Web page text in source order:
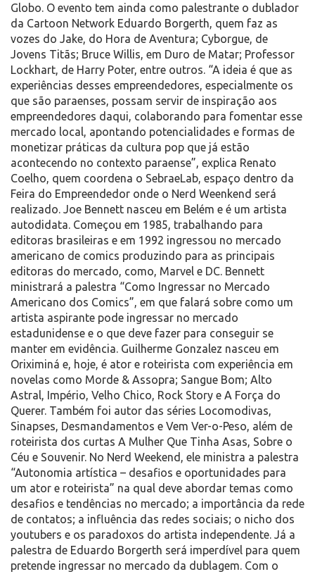
Globo. O evento tem ainda como palestrante o dublador
da Cartoon Network Eduardo Borgerth, quem faz as
vozes do Jake, do Hora de Aventura; Cyborgue, de
Jovens Titãs; Bruce Willis, em Duro de Matar; Professor
Lockhart, de Harry Poter, entre outros. “A ideia é que as
experiências desses empreendedores, especialmente os
que são paraenses, possam servir de inspiração aos
empreendedores daqui, colaborando para fomentar esse
mercado local, apontando potencialidades e formas de
monetizar práticas da cultura pop que já estão
acontecendo no contexto paraense”, explica Renato
Coelho, quem coordena o SebraeLab, espaço dentro da
Feira do Empreendedor onde o Nerd Weenkend será
realizado. Joe Bennett nasceu em Belém e é um artista
autodidata. Começou em 1985, trabalhando para
editoras brasileiras e em 1992 ingressou no mercado
americano de comics produzindo para as principais
editoras do mercado, como, Marvel e DC. Bennett
ministrará a palestra “Como Ingressar no Mercado
Americano dos Comics”, em que falará sobre como um
artista aspirante pode ingressar no mercado
estadunidense e o que deve fazer para conseguir se
manter em evidência. Guilherme Gonzalez nasceu em
Oriximiná e, hoje, é ator e roteirista com experiência em
novelas como Morde & Assopra; Sangue Bom; Alto
Astral, Império, Velho Chico, Rock Story e A Força do
Querer. Também foi autor das séries Locomodivas,
Sinapses, Desmandamentos e Vem Ver-o-Peso, além de
roteirista dos curtas A Mulher Que Tinha Asas, Sobre o
Céu e Souvenir. No Nerd Weekend, ele ministra a palestra
“Autonomia artística – desafios e oportunidades para
um ator e roteirista” na qual deve abordar temas como
desafios e tendências no mercado; a importância da rede
de contatos; a influência das redes sociais; o nicho dos
youtubers e os paradoxos do artista independente. Já a
palestra de Eduardo Borgerth será imperdível para quem
pretende ingressar no mercado da dublagem. Com o